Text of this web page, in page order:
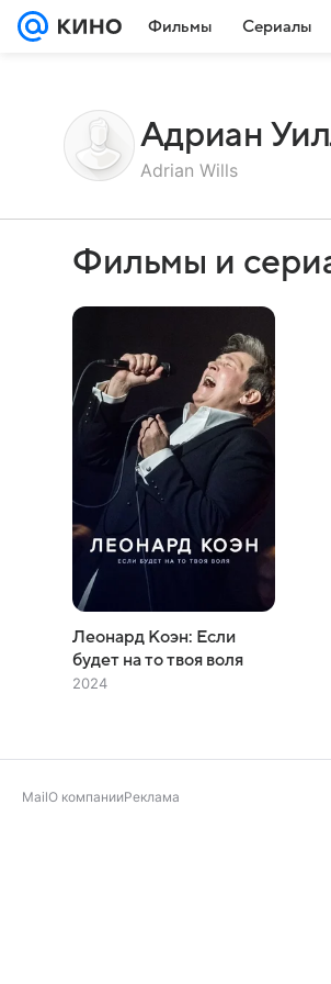
Фильмы Сериалы
Адриан
Adrian Wills
Фильмы и
Леонард Коэн: Если
будет на то твоя воля
2024
MailО компанииРеклама